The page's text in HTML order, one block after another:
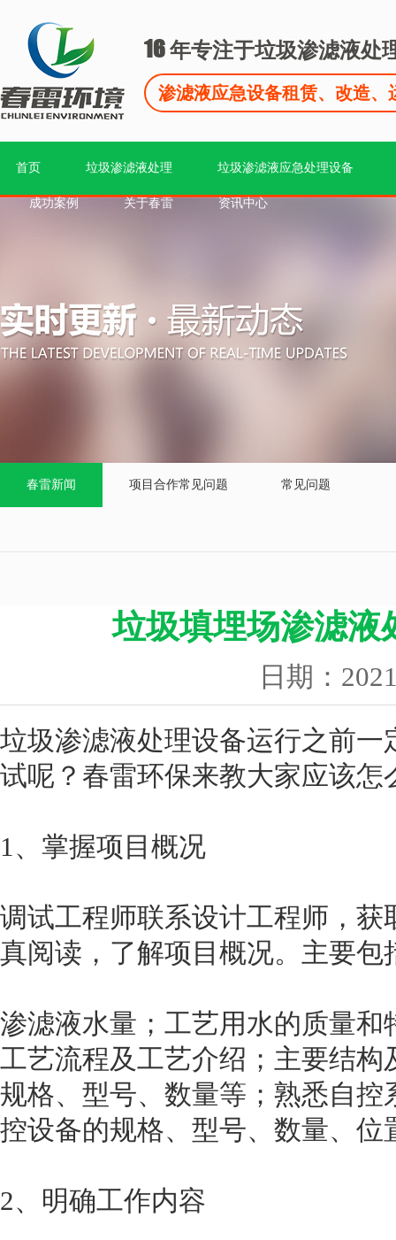
16年专注于垃圾渗滤液处
渗滤液应急设备租赁、改造、
首页 垃圾渗滤液处理 垃圾渗滤液应急处理设备
成功案例 关于春雷 资讯中心
春雷新闻 项目合作常见问题 常见问题
垃圾填埋场渗滤液
日期：
垃圾渗滤液处理设备运行之前
试呢？春雷环保来教大家应该
1、掌握项目概况
调试工程师联系设计工程师，
真阅读，了解项目概况。主要包
渗滤液水量；工艺用水的质量
工艺流程及工艺介绍；主要结
规格、型号、数量等；熟悉自
控设备的规格、型号、数量、位
2、明确工作内容